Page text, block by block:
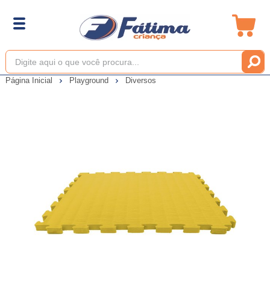
Página Inicial Playground Diversos